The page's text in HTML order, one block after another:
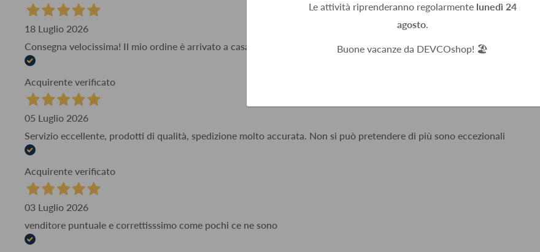
Le attività riprenderanno regolarmente lunedì 24
agosto.
Buone vacanze da DEVCOshop! 🏖️
18 Luglio 2026
Consegna velocissima! Il mio ordine è arrivato a casa mia in un giorno, ben imballato.
Acquirente verificato
05 Luglio 2026
Servizio eccellente, prodotti di qualità, spedizione molto accurata. Non si può pretendere di più sono eccezionali
Acquirente verificato
03 Luglio 2026
venditore puntuale e correttisssimo come pochi ce ne sono